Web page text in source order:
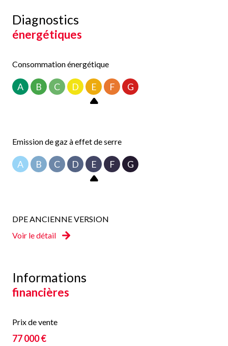
Diagnostics
énergétiques
Consommation énergétique
A B C D E F G
Emission de gaz à effet de serre
A B C D E F G
DPE ANCIENNE VERSION
Voir le détail
Informations
financières
Prix de vente
77 000 €